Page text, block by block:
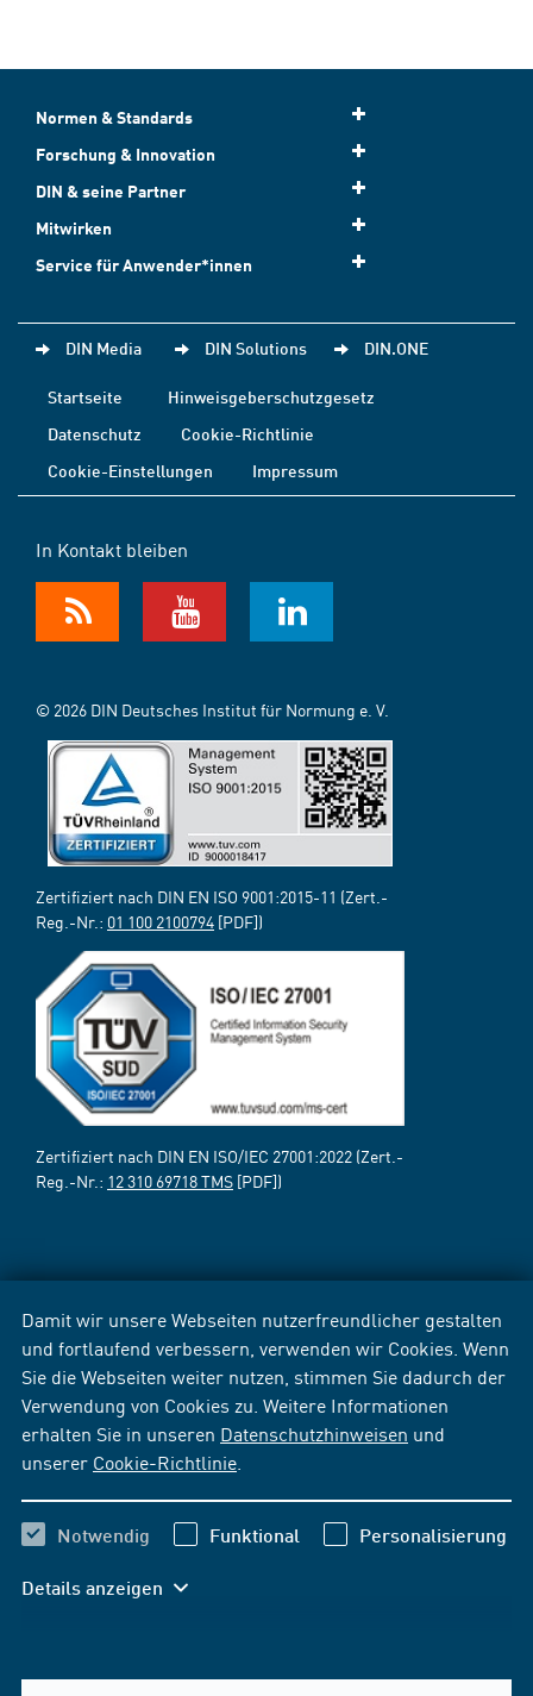
Damit wir unsere Webseiten nutzerfreundlicher gestalten
und fortlaufend verbessern, verwenden wir Cookies. Wenn
Sie die Webseiten weiter nutzen, stimmen Sie dadurch der
Verwendung von Cookies zu. Weitere Informationen
erhalten Sie in unseren Datenschutzhinweisen und
unserer Cookie-Richtlinie
Notwendig Funktional Personalisierung
Details anzeigen
Normen & Standards
Forschung & Innovation
DIN & seine Partner
Mitwirken
Service für Anwender*innen
DIN Media DIN Solutions DIN.ONE
Startseite
Hinweisgeberschutzgesetz
Datenschutz
Cookie-Richtlinie
Cookie-Einstellungen
Impressum
In Kontakt bleiben
© 2026 DIN Deutsches Institut für Normung e. V.
Zertifiziert nach DIN EN ISO 9001:2015-11 (Zert.-
Reg.-Nr.: 01 100 2100794 [PDF])
Zertifiziert nach DIN EN ISO/IEC 27001:2022 (Zert.-
Reg.-Nr.: 12 310 69718 TMS [PDF])